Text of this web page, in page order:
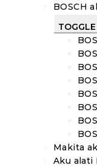
BOSCH
Makita
Aku alati